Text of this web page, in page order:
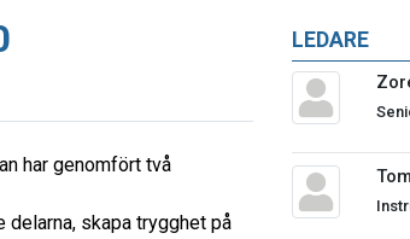
LEDARE
har genomfört två
skapa trygghet på